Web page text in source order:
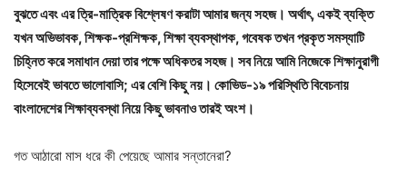
বুঝতে এবং এর ত্রি-মাত্রিক বিশ্লেষণ করাটা আমার জন্য সহজ। অর্থাৎ, একই ব্যক্তি
যখন অভিভাবক, শিক্ষক-প্রশিক্ষক, শিক্ষা ব্যবস্থাপক, গবেষক তখন প্রকৃত সমস্যাটি
চিহ্নিত করে সমাধান দেয়া তার পক্ষে অধিকতর সহজ। সব নিয়ে আমি নিজেকে শিক্ষানুরাগী
হিসেবেই ভাবতে ভালোবাসি; এর বেশি কিছু নয়। কোভিড-১৯ পরিস্থিতি বিবেচনায়
বাংলাদেশের শিক্ষাব্যবস্থা নিয়ে কিছু ভাবনাও তারই অংশ।
গত আঠারো মাস ধরে কী পেয়েছে আমার সন্তানেরা?